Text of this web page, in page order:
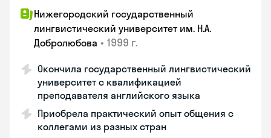
Нижегородский государственный
лингвистический университет им. Н.А.
Добролюбова • 1999 г.
Окончила государственный лингвистический
университет с квалификацией
преподавателя английского языка
Приобрела практический опыт общения с
коллегами из разных стран